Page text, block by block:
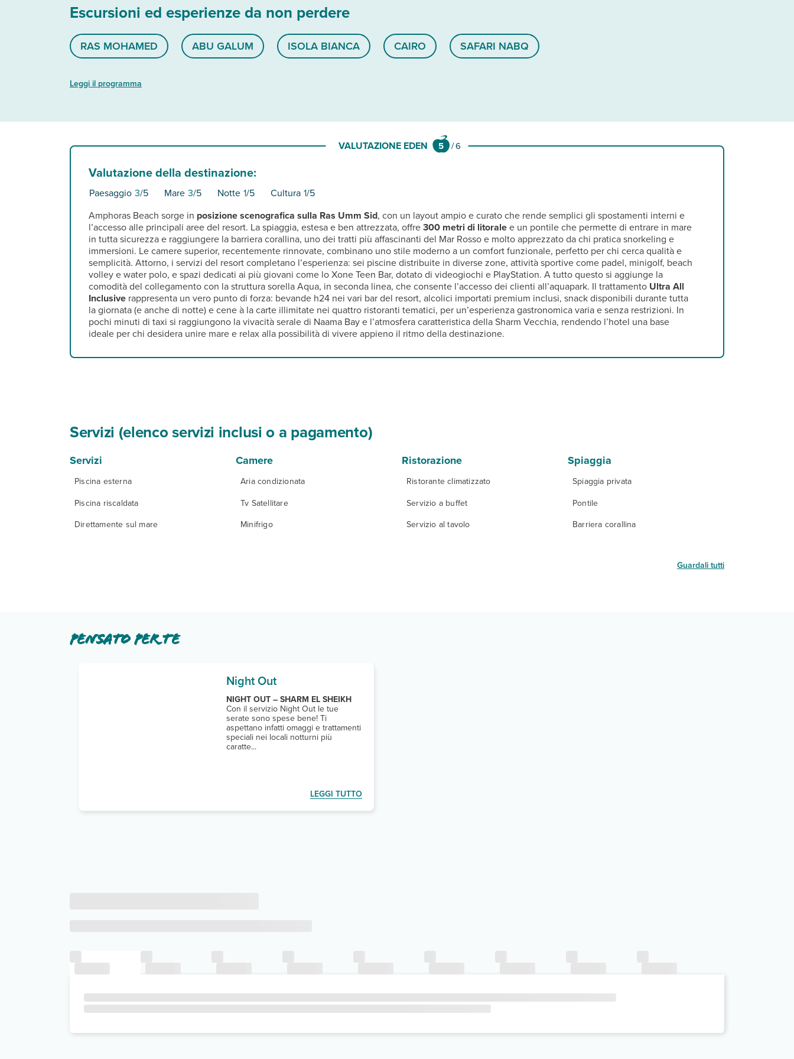
Escursioni ed esperienze da non perdere
RAS MOHAMED ABU GALUM ISOLA BIANCA CAIRO SAFARI NABQ
Leggi il programma
VALUTAZIONE EDEN 5 /6
Valutazione della destinazione:
Paesaggio 3/5 Mare 3/5 Notte 1/5 Cultura 1/5
Amphoras Beach sorge in posizione scenografica sulla Ras Umm Sid, con un layout ampio e curato che rende semplici gli spostamenti interni e
l’accesso alle principali aree del resort. La spiaggia, estesa e ben attrezzata, offre300 metri di litoralee un pontile che permette di entrare in mare
in tutta sicurezza e raggiungere la barriera corallina, uno dei tratti più affascinanti del Mar Rosso e molto apprezzato da chi pratica snorkeling e
immersioni. Le camere superior, recentemente rinnovate, combinano uno stile moderno a un comfort funzionale, perfetto per chi cerca qualità e
semplicità. Attorno, i servizi del resort completano l’esperienza: sei piscine distribuite in diverse zone, attività sportive come padel, minigolf, beach
volley e water polo, e spazi dedicati ai più giovani come lo Xone Teen Bar, dotato di videogiochi e PlayStation. A tutto questo si aggiunge la
comodità del collegamento con la struttura sorella Aqua, in seconda linea, che consente l’accesso dei clienti all’aquapark. Il trattamento Ultra All
Inclusiverappresenta un vero punto di forza: bevande h24 nei vari bar del resort, alcolici importati premium inclusi, snack disponibili durante tutta
la giornata (e anche di notte) e cene à la carte illimitate nei quattro ristoranti tematici, per un’esperienza gastronomica varia e senza restrizioni. In
pochi minuti di taxi si raggiungono la vivacità serale di Naama Bay e l’atmosfera caratteristica della Sharm Vecchia, rendendo l’hotel una base
ideale per chi desidera unire mare e relax alla possibilità di vivere appieno il ritmo della destinazione.
Servizi (elenco servizi inclusi o a pagamento)
Servizi
Piscina esterna
Piscina riscaldata
Direttamente sul mare
Camere
Aria condizionata
Tv Satellitare
Minifrigo
Ristorazione
Ristorante climatizzato
Servizio a buffet
Servizio al tavolo
Spiaggia
Spiaggia privata
Pontile
Barriera corallina
Guardali tutti
Pensato per te
Night Out
NIGHT OUT – SHARM EL SHEIKH
Con il servizio Night Out le tue
serate sono spese bene! Ti
aspettano infatti omaggi e trattamenti
speciali nei locali notturni più
caratte...
LEGGI TUTTO